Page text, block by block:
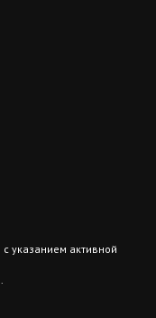
указанием активной